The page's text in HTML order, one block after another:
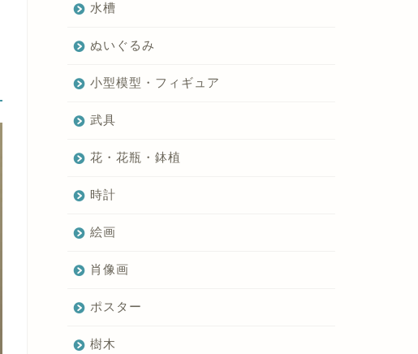
水槽
ぬいぐるみ
小型模型・フィギュア
武具
花・花瓶・鉢植
時計
絵画
肖像画
ポスター
樹木